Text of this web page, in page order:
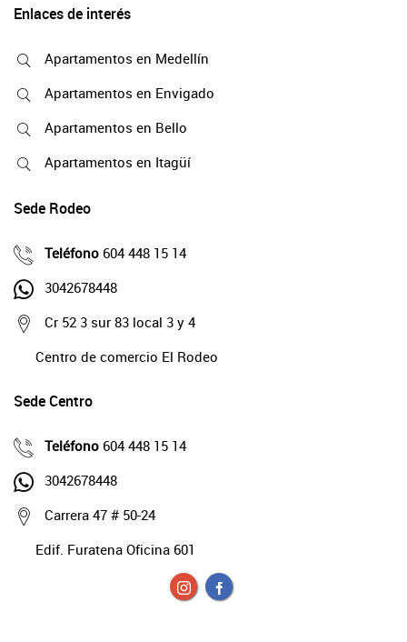
Enlaces de interés
Apartamentos en Medellín
Apartamentos en Envigado
Apartamentos en Bello
Apartamentos en Itagüí
Sede Rodeo
Teléfono 604 448 15 14
3042678448
Cr 52 3 sur 83 local 3 y 4
Centro de comercio El Rodeo
Sede Centro
Teléfono 604 448 15 14
3042678448
Carrera 47 # 50-24
Edif. Furatena Oficina 601